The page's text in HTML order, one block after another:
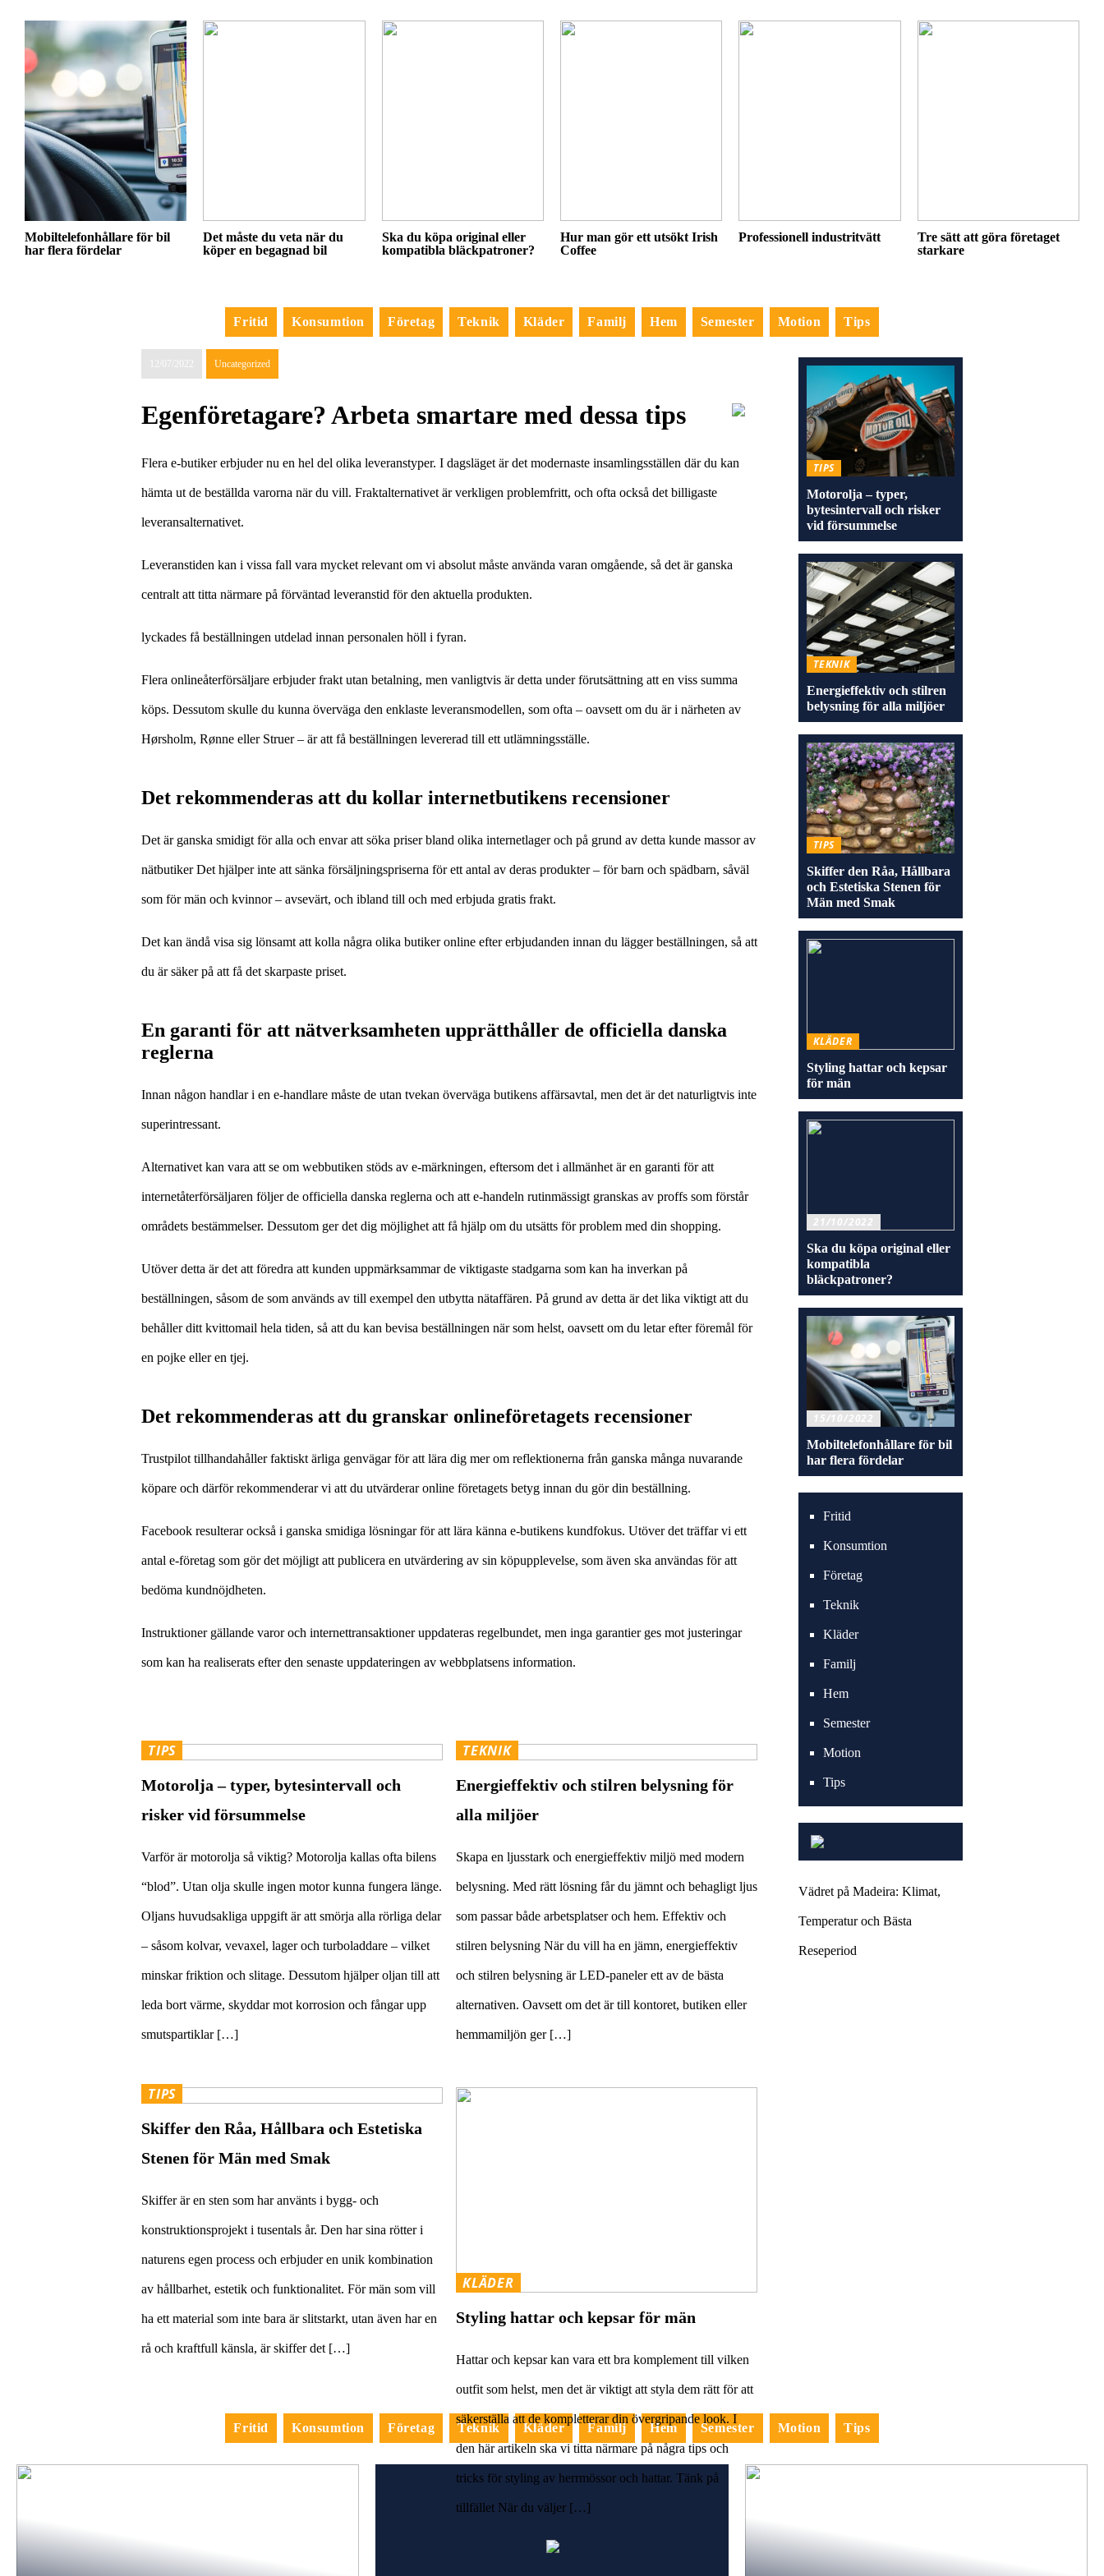
Mobiltelefonhållare för bil
har flera fördelar
Det måste du veta när du
köper en begagnad bil
Ska du köpa original eller
kompatibla bläckpatroner?
Hur man gör ett utsökt Irish
Coffee
Professionell industritvätt
Tre sätt att göra företaget
starkare
Fritid Konsumtion Företag Teknik Kläder Familj Hem Semester Motion Tips
12/07/2022 Uncategorized
Egenföretagare? Arbeta smartare med dessa tips
Flera e-butiker erbjuder nu en hel del olika leveranstyper. I dagsläget är det modernaste insamlingsställen där du kan
hämta ut de beställda varorna när du vill. Fraktalternativet är verkligen problemfritt, och ofta också det billigaste
leveransalternativet.
Leveranstiden kan i vissa fall vara mycket relevant om vi absolut måste använda varan omgående, så det är ganska
centralt att titta närmare på förväntad leveranstid för den aktuella produkten.
lyckades få beställningen utdelad innan personalen höll i fyran.
Flera onlineåterförsäljare erbjuder frakt utan betalning, men vanligtvis är detta under förutsättning att en viss summa
köps. Dessutom skulle du kunna överväga den enklaste leveransmodellen, som ofta – oavsett om du är i närheten av
Hørsholm, Rønne eller Struer – är att få beställningen levererad till ett utlämningsställe.
Det rekommenderas att du kollar internetbutikens recensioner
Det är ganska smidigt för alla och envar att söka priser bland olika internetlager och på grund av detta kunde massor av
nätbutiker Det hjälper inte att sänka försäljningspriserna för ett antal av deras produkter – för barn och spädbarn, såväl
som för män och kvinnor – avsevärt, och ibland till och med erbjuda gratis frakt.
Det kan ändå visa sig lönsamt att kolla några olika butiker online efter erbjudanden innan du lägger beställningen, så att
du är säker på att få det skarpaste priset.
En garanti för att nätverksamheten upprätthåller de officiella danska
reglerna
Innan någon handlar i en e-handlare måste de utan tvekan överväga butikens affärsavtal, men det är det naturligtvis inte
superintressant.
Alternativet kan vara att se om webbutiken stöds av e-märkningen, eftersom det i allmänhet är en garanti för att
internetåterförsäljaren följer de officiella danska reglerna och att e-handeln rutinmässigt granskas av proffs som förstår
områdets bestämmelser. Dessutom ger det dig möjlighet att få hjälp om du utsätts för problem med din shopping.
Utöver detta är det att föredra att kunden uppmärksammar de viktigaste stadgarna som kan ha inverkan på
beställningen, såsom de som används av till exempel den utbytta nätaffären. På grund av detta är det lika viktigt att du
behåller ditt kvittomail hela tiden, så att du kan bevisa beställningen när som helst, oavsett om du letar efter föremål för
en pojke eller en tjej.
Det rekommenderas att du granskar onlineföretagets recensioner
Trustpilot tillhandahåller faktiskt ärliga genvägar för att lära dig mer om reflektionerna från ganska många nuvarande
köpare och därför rekommenderar vi att du utvärderar online företagets betyg innan du gör din beställning.
Facebook resulterar också i ganska smidiga lösningar för att lära känna e-butikens kundfokus. Utöver det träffar vi ett
antal e-företag som gör det möjligt att publicera en utvärdering av sin köpupplevelse, som även ska användas för att
bedöma kundnöjdheten.
Instruktioner gällande varor och internettransaktioner uppdateras regelbundet, men inga garantier ges mot justeringar
som kan ha realiserats efter den senaste uppdateringen av webbplatsens information.
TIPS
Motorolja – typer, bytesintervall och
risker vid försummelse
Varför är motorolja så viktig? Motorolja kallas ofta bilens
“blod”. Utan olja skulle ingen motor kunna fungera länge.
Oljans huvudsakliga uppgift är att smörja alla rörliga delar
– såsom kolvar, vevaxel, lager och turboladdare – vilket
minskar friktion och slitage. Dessutom hjälper oljan till att
leda bort värme, skyddar mot korrosion och fångar upp
smutspartiklar […]
TEKNIK
Energieffektiv och stilren belysning för
alla miljöer
Skapa en ljusstark och energieffektiv miljö med modern
belysning. Med rätt lösning får du jämnt och behagligt ljus
som passar både arbetsplatser och hem. Effektiv och
stilren belysning När du vill ha en jämn, energieffektiv
och stilren belysning är LED-paneler ett av de bästa
alternativen. Oavsett om det är till kontoret, butiken eller
hemmamiljön ger […]
TIPS
Skiffer den Råa, Hållbara och Estetiska
Stenen för Män med Smak
Skiffer är en sten som har använts i bygg- och
konstruktionsprojekt i tusentals år. Den har sina rötter i
naturens egen process och erbjuder en unik kombination
av hållbarhet, estetik och funktionalitet. För män som vill
ha ett material som inte bara är slitstarkt, utan även har en
rå och kraftfull känsla, är skiffer det […]
KLÄDER
Styling hattar och kepsar för män
Hattar och kepsar kan vara ett bra komplement till vilken
outfit som helst, men det är viktigt att styla dem rätt för att
säkerställa att de kompletterar din övergripande look. I
den här artikeln ska vi titta närmare på några tips och
tricks för styling av herrmössor och hattar. Tänk på
tillfället När du väljer […]
TIPS
Motorolja – typer,
bytesintervall och risker
vid försummelse
TEKNIK
Energieffektiv och stilren
belysning för alla miljöer
TIPS
Skiffer den Råa, Hållbara
och Estetiska Stenen för
Män med Smak
KLÄDER
Styling hattar och kepsar
för män
21/10/2022
Ska du köpa original eller
kompatibla
bläckpatroner?
15/10/2022
Mobiltelefonhållare för bil
har flera fördelar
Fritid
Konsumtion
Företag
Teknik
Kläder
Familj
Hem
Semester
Motion
Tips
Vädret på Madeira: Klimat,
Temperatur och Bästa
Reseperiod
Fritid Konsumtion Företag Teknik Kläder Familj Hem Semester Motion Tips